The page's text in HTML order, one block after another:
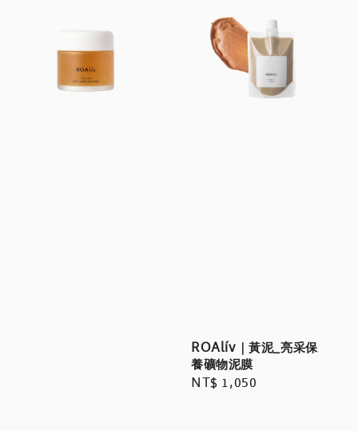
ROAlív｜黃泥_亮采保
養礦物泥膜
Regular
NT$ 1,050